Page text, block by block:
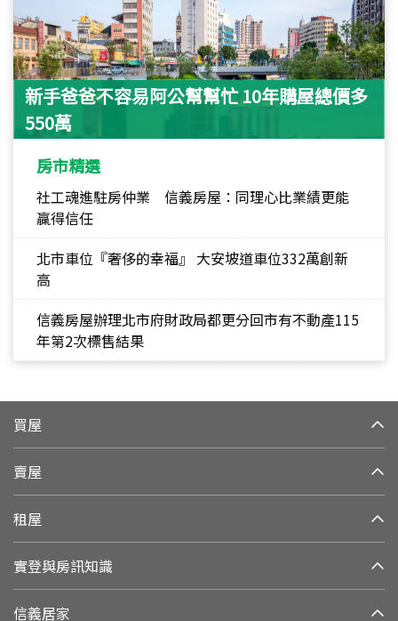
新手爸爸不容易阿公幫幫忙 10年購屋總價多
550萬
房市精選
社工魂進駐房仲業 信義房屋：同理心比業績更能
贏得信任
北市車位『奢侈的幸福』 大安坡道車位332萬創新
高
信義房屋辦理北市府財政局都更分回市有不動產115
年第2次標售結果
買屋
賣屋
租屋
實登與房訊知識
信義居家